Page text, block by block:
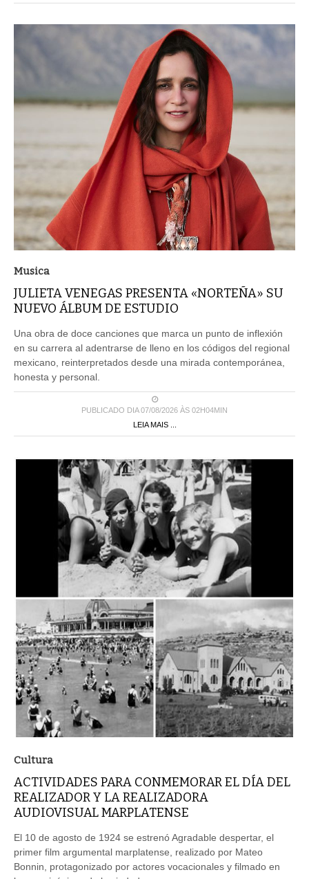
Musica
JULIETA VENEGAS PRESENTA «NORTEÑA» SU
NUEVO ÁLBUM DE ESTUDIO
Una obra de doce canciones que marca un punto de inflexión
en su carrera al adentrarse de lleno en los códigos del regional
mexicano, reinterpretados desde una mirada contemporánea,
honesta y personal.
PUBLICADO DIA 07/08/2026 ÀS 02H04MIN
LEIA MAIS ...
Cultura
ACTIVIDADES PARA CONMEMORAR EL DÍA DEL
REALIZADOR Y LA REALIZADORA
AUDIOVISUAL MARPLATENSE
El 10 de agosto de 1924 se estrenó Agradable despertar, el
primer film argumental marplatense, realizado por Mateo
Bonnin, protagonizado por actores vocacionales y filmado en